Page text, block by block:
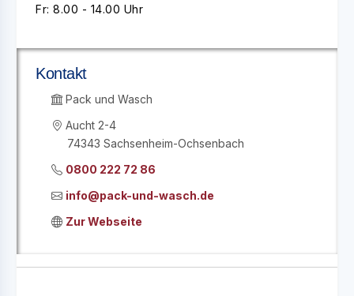
Fr: 8.00 - 14.00 Uhr
Kontakt
Pack und Wasch
Aucht 2-4
74343 Sachsenheim-Ochsenbach
0800 222 72 86
info@pack-und-wasch.de
Zur Webseite